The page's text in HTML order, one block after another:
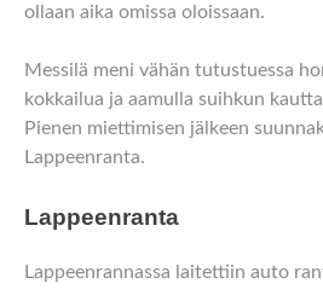
ollaan aika omissa oloissaan.
Messilä meni vähän tutustuessa
kokkailua ja aamulla suihkun
Pienen miettimisen jälkeen
Lappeenranta.
Lappeenranta
Lappeenrannassa laitettiin auto